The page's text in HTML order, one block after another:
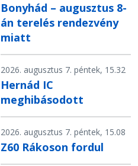
Bonyhád – augusztus 8-
án terelés rendezvény
miatt
2026. augusztus 7. péntek, 15.32
Hernád IC
meghibásodott
2026. augusztus 7. péntek, 15.08
Z60 Rákoson fordul